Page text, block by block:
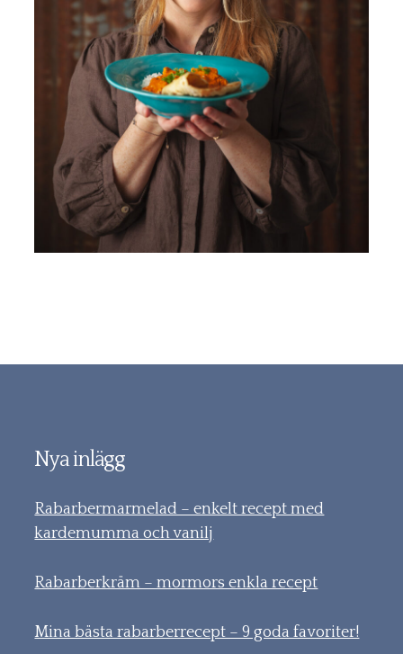
Nya inlägg
Rabarbermarmelad – enkelt recept med
kardemumma och vanilj
Rabarberkräm – mormors enkla recept
Mina bästa rabarberrecept – 9 goda favoriter!